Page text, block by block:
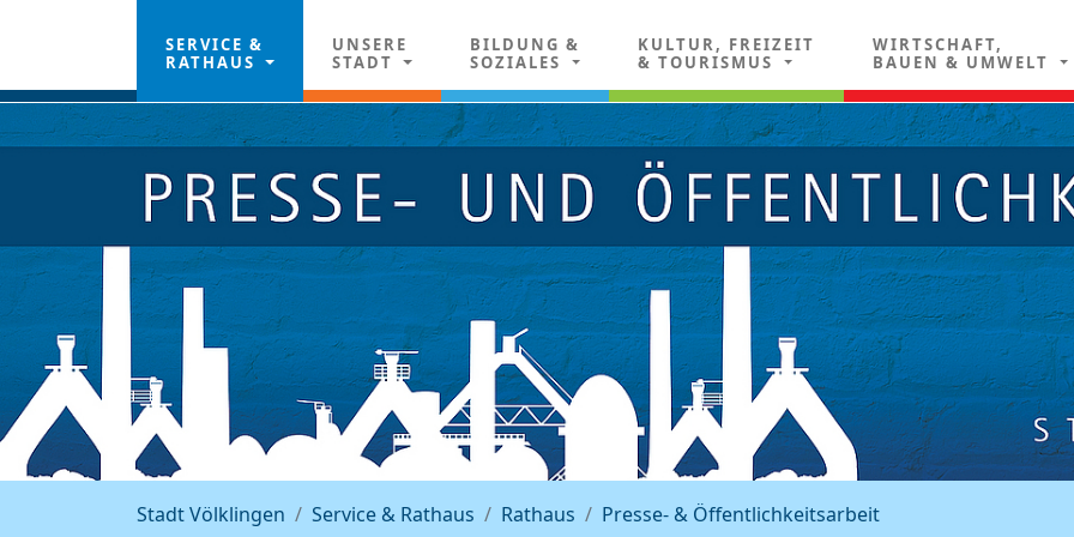
SERVICE &
RATHAUS
UNSERE
STADT
BILDUNG &
SOZIALES
KULTUR, FREIZEIT
& TOURISMUS
WIRTSCHAFT,
BAUEN & UMWELT
Stadt Völklingen Service & Rathaus Rathaus Presse- & Öffentlichkeitsarbeit